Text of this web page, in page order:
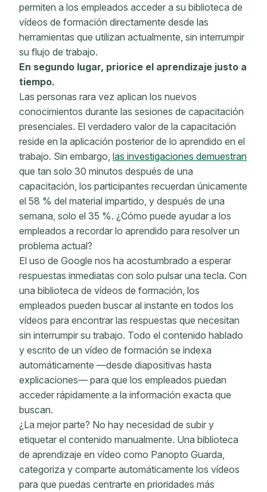
permiten a los empleados acceder a su biblioteca de
vídeos de formación directamente desde las
herramientas que utilizan actualmente, sin interrumpir
su flujo de trabajo.
En segundo lugar, priorice el aprendizaje justo a
tiempo.
Las personas rara vez aplican los nuevos
conocimientos durante las sesiones de capacitación
presenciales. El verdadero valor de la capacitación
reside en la aplicación posterior de lo aprendido en el
trabajo. Sin embargo, las investigaciones demuestran
que tan solo 30 minutos después de una
capacitación, los participantes recuerdan únicamente
el 58 % del material impartido, y después de una
semana, solo el 35 %. ¿Cómo puede ayudar a los
empleados a recordar lo aprendido para resolver un
problema actual?
El uso de Google nos ha acostumbrado a esperar
respuestas inmediatas con solo pulsar una tecla. Con
una biblioteca de vídeos de formación, los
empleados pueden buscar al instante en todos los
vídeos para encontrar las respuestas que necesitan
sin interrumpir su trabajo. Todo el contenido hablado
y escrito de un vídeo de formación se indexa
automáticamente —desde diapositivas hasta
explicaciones— para que los empleados puedan
acceder rápidamente a la información exacta que
buscan.
¿La mejor parte? No hay necesidad de subir y
etiquetar el contenido manualmente. Una biblioteca
de aprendizaje en vídeo como Panopto Guarda,
categoriza y comparte automáticamente los vídeos
para que puedas centrarte en prioridades más